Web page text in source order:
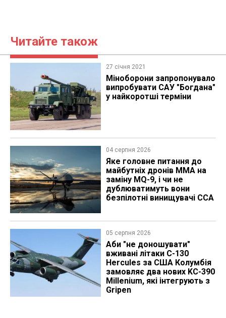
Читайте також
27 січня 2021
​Міноборони запропонувало
випробувати САУ "Богдана"
у найкоротші терміни
04 серпня 2026
Яке головне питання до
майбутніх дронів MMA на
заміну MQ-9, і чи не
дублюватимуть вони
безпілотні винищувачі CCA
05 серпня 2026
Аби "не доношувати"
вживані літаки C-130
Hercules за США Колумбія
замовляє два нових KC-390
Millenium, які інтегрують з
Gripen